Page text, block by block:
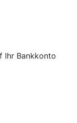
Ihr Bankkonto